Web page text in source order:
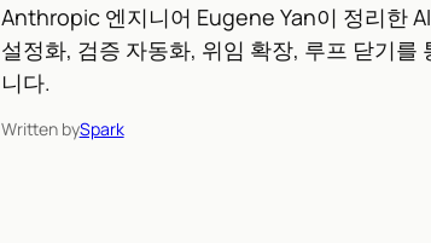
Anthropic 엔지니어 Eugene Yan이 정리한
설정화, 검증 자동화, 위임 확장, 루프 닫기
니다.
Written bySpark